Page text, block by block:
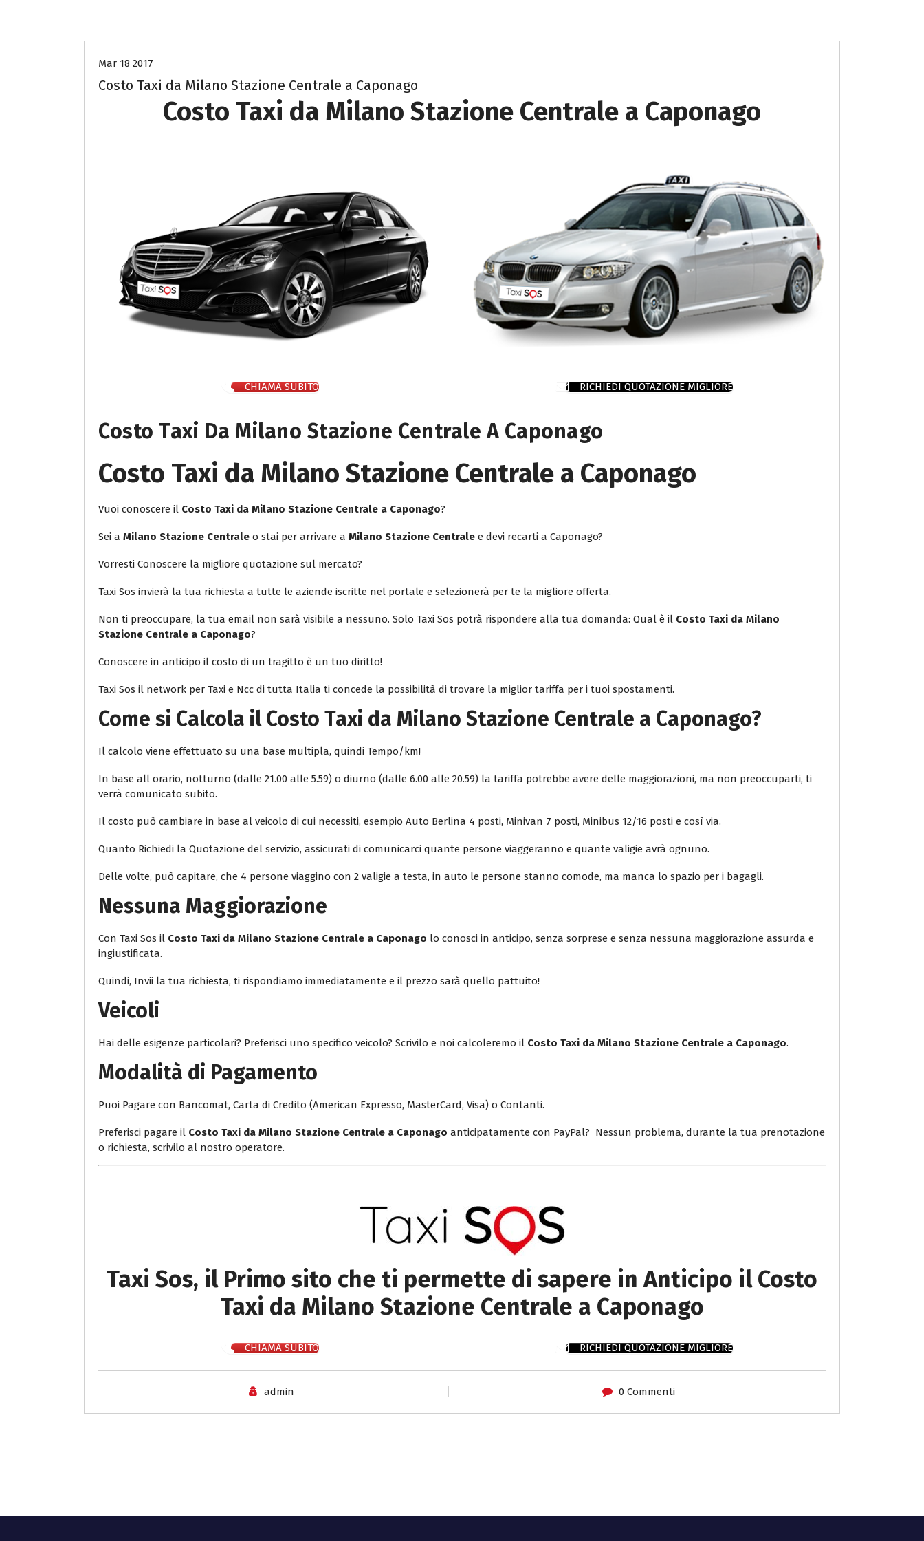
Mar 18 2017
Costo Taxi da Milano Stazione Centrale a Caponago
Costo Taxi da Milano Stazione Centrale a Caponago
CHIAMA SUBITO RICHIEDI QUOTAZIONE MIGLIORE
Costo Taxi Da Milano Stazione Centrale A Caponago
Costo Taxi da Milano Stazione Centrale a Caponago
Vuoi conoscere il Costo Taxi da Milano Stazione Centrale a Caponago?
Sei a Milano Stazione Centrale o stai per arrivare a Milano Stazione Centrale e devi recarti a Caponago?
Vorresti Conoscere la migliore quotazione sul mercato?
Taxi Sos invierà la tua richiesta a tutte le aziende iscritte nel portale e selezionerà per te la migliore offerta.
Non ti preoccupare, la tua email non sarà visibile a nessuno. Solo Taxi Sos potrà rispondere alla tua domanda: Qual è il Costo Taxi da Milano
Stazione Centrale a Caponago?
Conoscere in anticipo il costo di un tragitto è un tuo diritto!
Taxi Sos il network per Taxi e Ncc di tutta Italia ti concede la possibilità di trovare la miglior tariffa per i tuoi spostamenti.
Come si Calcola ilCosto Taxi da Milano Stazione Centrale a Caponago?
Il calcolo viene effettuato su una base multipla, quindi Tempo/km!
In base all orario, notturno (dalle 21.00 alle 5.59) o diurno (dalle 6.00 alle 20.59) la tariffa potrebbe avere delle maggiorazioni, ma non preoccuparti, ti
verrà comunicato subito.
Il costo può cambiare in base al veicolo di cui necessiti, esempio Auto Berlina 4 posti, Minivan 7 posti, Minibus 12/16 posti e così via.
Quanto Richiedi la Quotazione del servizio, assicurati di comunicarci quante persone viaggeranno e quante valigie avrà ognuno.
Delle volte, può capitare, che 4 persone viaggino con 2 valigie a testa, in auto le persone stanno comode, ma manca lo spazio per i bagagli.
Nessuna Maggiorazione
Con Taxi Sos il Costo Taxi da Milano Stazione Centrale a Caponago lo conosci in anticipo, senza sorprese e senza nessuna maggiorazione assurda e
ingiustificata.
Quindi, Invii la tua richiesta, ti rispondiamo immediatamente e il prezzo sarà quello pattuito!
Veicoli
Hai delle esigenze particolari? Preferisci uno specifico veicolo? Scrivilo e noi calcoleremo il Costo Taxi da Milano Stazione Centrale a Caponago.
Modalità di Pagamento
Puoi Pagare con Bancomat, Carta di Credito (American Expresso, MasterCard, Visa) o Contanti.
Preferisci pagare il Costo Taxi da Milano Stazione Centrale a Caponago anticipatamente con PayPal? Nessun problema, durante la tua prenotazione
o richiesta, scrivilo al nostro operatore.
Taxi Sos, il Primo sito che ti permette di sapere in Anticipo il Costo
Taxi da Milano Stazione Centrale a Caponago
CHIAMA SUBITO RICHIEDI QUOTAZIONE MIGLIORE
admin 0 Commenti